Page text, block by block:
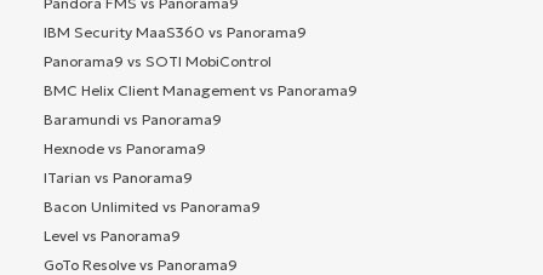
IBM Security MaaS360 vs Panorama9
Panorama9 vs SOTI MobiControl
BMC Helix Client Management vs Panorama9
Baramundi vs Panorama9
Hexnode vs Panorama9
ITarian vs Panorama9
Bacon Unlimited vs Panorama9
Level vs Panorama9
GoTo Resolve vs Panorama9